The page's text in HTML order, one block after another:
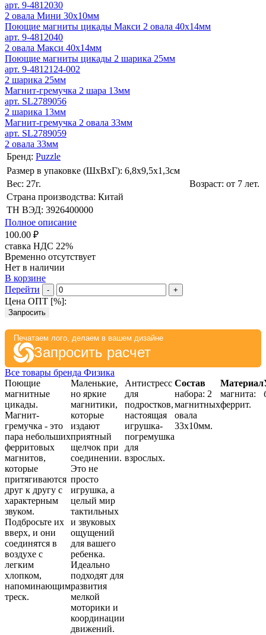
арт. 9-4812030
2 овала Мини 30х10мм
Поющие магниты цикады Макси 2 овала 40х14мм
арт. 9-4812040
2 овала Макси 40х14мм
Поющие магниты цикады 2 шарика 25мм
арт. 9-4812124-002
2 шарика 25мм
Магнит-гремучка 2 шара 13мм
арт. SL2789056
2 шарика 13мм
Магнит-гремучка 2 овала 33мм
арт. SL2789059
2 овала 33мм
Бренд: Puzzle
Размер в упаковке (ШхВxГ): 6,8х9,5х1,3cм
Вес: 27г.
Возраст: от 7 лет.
Страна производства: Китай
ТН ВЭД: 3926400000
Полное описание
100.00 ₽
ставка НДС 22%
Временно отсутствует
Нет в наличии
В корзине
Перейти
- +
Цена ОПТ [%]:
Запросить
Печатаем лого, делаем в вашем дизайне
Запросить расчет
Все товары бренда Физика
Поющие
магнитные
цикады.
Магнит-
гремучка - это
пара небольших
ферритовых
магнитов,
которые
притягиваются
друг к другу с
характерным
звуком.
Подбросьте их
вверх, и они
соединятся в
воздухе с
легким
хлопком,
напоминающим
треск.
Маленькие,
но яркие
магнитики,
которые
издают
приятный
щелчок при
соединении.
Это не
просто
игрушка, а
целый мир
тактильных
и звуковых
ощущений
для вашего
ребенка.
Идеально
подходят для
развития
мелкой
моторики и
координации
движений.
Антистресс
для
подростков,
настоящая
игрушка-
погремушка
для
взрослых.
Состав
набора: 2
магнитных
овала
33х10мм.
Материал
магнита:
феррит.